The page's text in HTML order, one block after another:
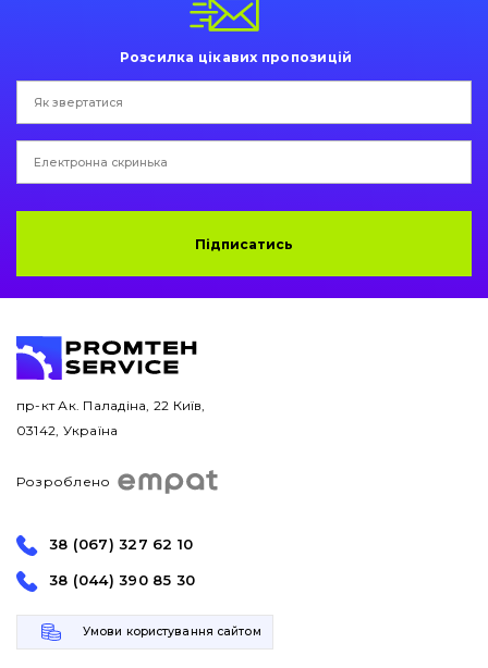
Розсилка цікавих пропозицій
Підписатись
пр-кт Ак. Паладіна, 22 Київ,
03142, Україна
Розроблено
38 (067) 327 62 10
38 (044) 390 85 30
Умови користування сайтом